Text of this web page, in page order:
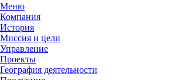
Меню
Компания
История
Миссия и цели
Управление
Проекты
География деятельности